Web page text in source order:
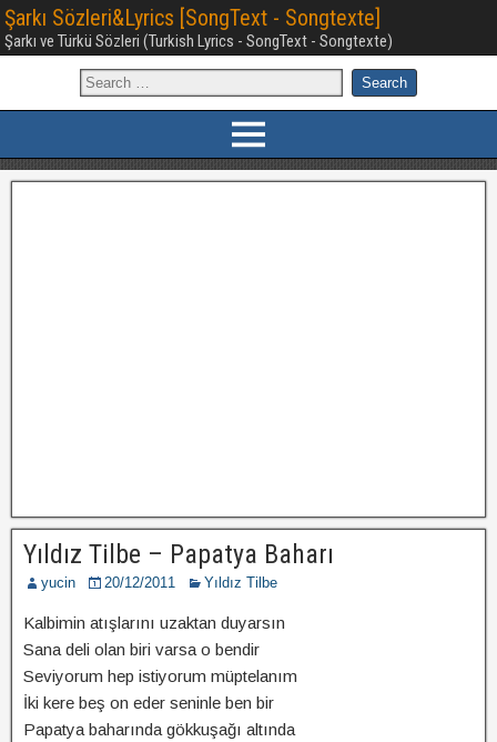
Şarkı Sözleri&Lyrics [SongText - Songtexte]
Şarkı ve Türkü Sözleri (Turkish Lyrics - SongText - Songtexte)
Yıldız Tilbe – Papatya Baharı
yucin 20/12/2011 Yıldız Tilbe
Kalbimin atışlarını uzaktan duyarsın
Sana deli olan biri varsa o bendir
Seviyorum hep istiyorum müptelanım
İki kere beş on eder seninle ben bir
Papatya baharında gökkuşağı altında